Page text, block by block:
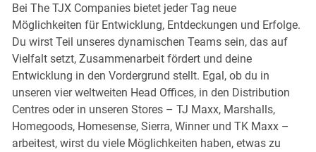
Bei The TJX Companies bietet jeder Tag neue
Möglichkeiten für Entwicklung, Entdeckungen und Erfolge.
Du wirst Teil unseres dynamischen Teams sein, das auf
Vielfalt setzt, Zusammenarbeit fördert und deine
Entwicklung in den Vordergrund stellt. Egal, ob du in
unseren vier weltweiten Head Offices, in den Distribution
Centres oder in unseren Stores – TJ Maxx, Marshalls,
Homegoods, Homesense, Sierra, Winner und TK Maxx –
arbeitest, wirst du viele Möglichkeiten haben, etwas zu